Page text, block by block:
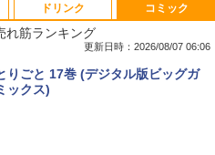
訳あり ノートパソコン Office付
まかせ 東芝 富士通 NEC DELL
初めてパソコンを使う方
Windows11/10 OS選択
フィス付き ノートPC 1ヶ月保
10倍 中古パソコン デスクトッ
ン Windows 11【Office付】
11 Pro 64Bit搭載】DELL O
DVD-ROM/送料無料【オプショ
】
ーティを離脱した俺は、元教
と迷宮深部を目指す。（13）
籍】[ ユーリ ]
P40i オフホワイト
feat. Flo Milli, ATL Jacob
ドリンク
限定】 い・ろ・は・す 2L P
ス ×8本
コミック
れ筋ランキング
更新日時：2026/08/07 06:06
りごと 17巻 (デジタル版ビッグガ
ックス)